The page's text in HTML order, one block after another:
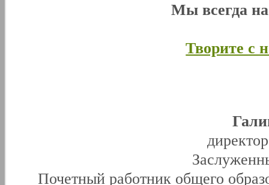
Мы всегда
Творите с
Почетный работник общего